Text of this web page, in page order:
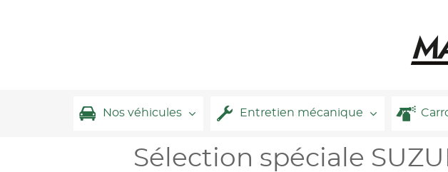
Nos véhicules Entretien mécanique
Sélection spéciale